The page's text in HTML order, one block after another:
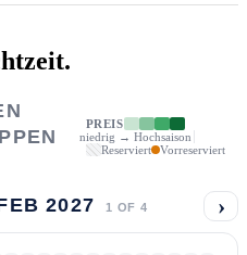
PREIS
niedrig → Hochsaison
Reserviert
Vorreserviert
2027 1 OF 4 ›